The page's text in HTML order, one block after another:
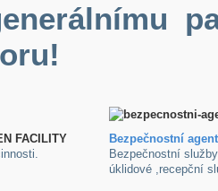
FACILITY
Bezpečnostní
Bezpečnostní
úklidové ,recepční